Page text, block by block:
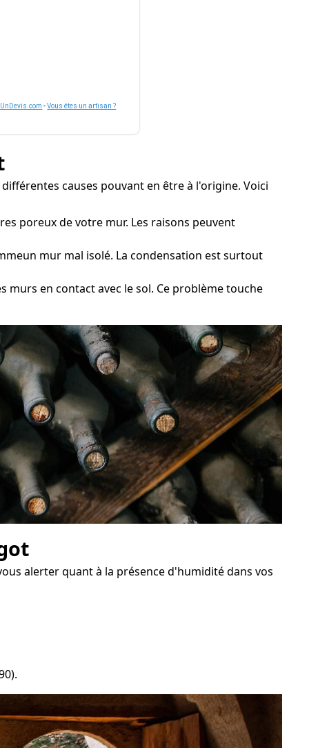
-Vous êtes un artisan ?
causes pouvant en être à l'origine. Voici
poreux de votre mur. Les raisons peuvent
mur mal isolé. La condensation est surtout
murs en contact avec le sol. Ce problème touche
alerter quant à la présence d'humidité dans vos